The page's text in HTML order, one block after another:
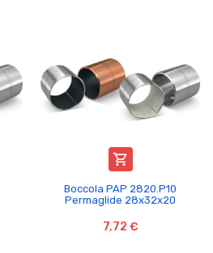

Boccola PAP 2820.P10
Permaglide 28x32x20
7,72 €